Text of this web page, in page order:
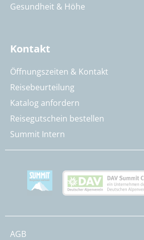
Gesundheit & Höhe
Kontakt
Öffnungszeiten & Kontakt
Reisebeurteilung
Katalog anfordern
Reisegutschein bestellen
Summit Intern
AGB